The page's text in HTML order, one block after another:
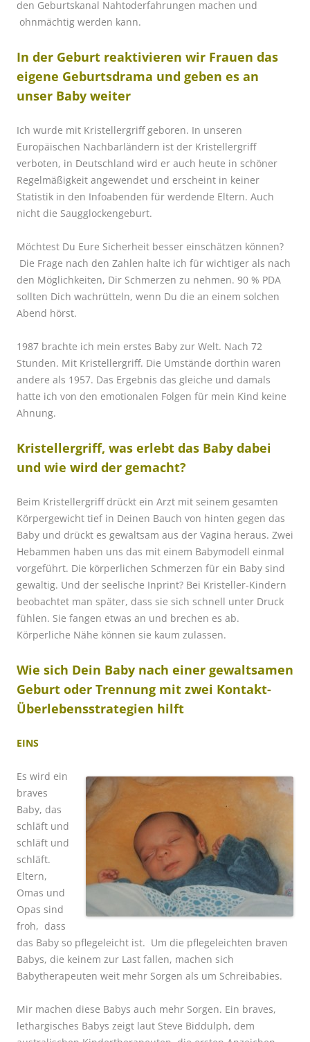
den Geburtskanal Nahtoderfahrungen machen und
ohnmächtig werden kann.
In der Geburt reaktivieren wir Frauen das
eigene Geburtsdrama und geben es an
unser Baby weiter
Ich wurde mit Kristellergriff geboren. In unseren
Europäischen Nachbarländern ist der Kristellergriff
verboten, in Deutschland wird er auch heute in schöner
Regelmäßigkeit angewendet und erscheint in keiner
Statistik in den Infoabenden für werdende Eltern. Auch
nicht die Saugglockengeburt.
Möchtest Du Eure Sicherheit besser einschätzen können?
Die Frage nach den Zahlen halte ich für wichtiger als nach
den Möglichkeiten, Dir Schmerzen zu nehmen. 90 % PDA
sollten Dich wachrütteln, wenn Du die an einem solchen
Abend hörst.
1987 brachte ich mein erstes Baby zur Welt. Nach 72
Stunden. Mit Kristellergriff. Die Umstände dorthin waren
andere als 1957. Das Ergebnis das gleiche und damals
hatte ich von den emotionalen Folgen für mein Kind keine
Ahnung.
Kristellergriff, was erlebt das Baby dabei
und wie wird der gemacht?
Beim Kristellergriff drückt ein Arzt mit seinem gesamten
Körpergewicht tief in Deinen Bauch von hinten gegen das
Baby und drückt es gewaltsam aus der Vagina heraus. Zwei
Hebammen haben uns das mit einem Babymodell einmal
vorgeführt. Die körperlichen Schmerzen für ein Baby sind
gewaltig. Und der seelische Inprint? Bei Kristeller-Kindern
beobachtet man später, dass sie sich schnell unter Druck
fühlen. Sie fangen etwas an und brechen es ab.
Körperliche Nähe können sie kaum zulassen.
Wie sich Dein Baby nach einer gewaltsamen
Geburt oder Trennung mit zwei Kontakt-
Überlebensstrategien hilft
EINS
Es wird ein
braves
Baby, das
schläft und
schläft und
schläft.
Eltern,
Omas und
Opas sind
froh, dass
das Baby so pflegeleicht ist. Um die pflegeleichten braven
Babys, die keinem zur Last fallen, machen sich
Babytherapeuten weit mehr Sorgen als um Schreibabies.
Mir machen diese Babys auch mehr Sorgen. Ein braves,
lethargisches Babys zeigt laut Steve Biddulph, dem